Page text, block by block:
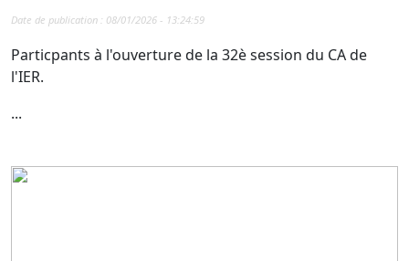
Date de publication : 08/01/2026 - 13:24:59
Particpants à l'ouverture de la 32è session du CA de
l'IER.
...